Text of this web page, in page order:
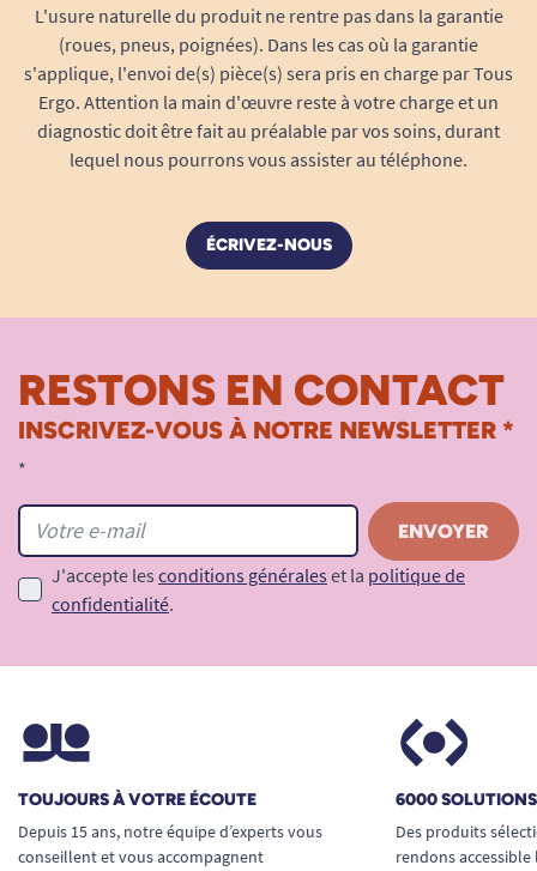
L'usure naturelle du produit ne rentre pas dans la garantie
(roues, pneus, poignées). Dans les cas où la garantie
s'applique, l'envoi de(s) pièce(s) sera pris en charge par Tous
Ergo. Attention la main d'œuvre reste à votre charge et un
diagnostic doit être fait au préalable par vos soins, durant
lequel nous pourrons vous assister au téléphone.
ÉCRIVEZ-NOUS
RESTONS EN CONTACT
INSCRIVEZ-VOUS À NOTRE NEWSLETTER *
*
J'accepte les conditions générales et la politique de
confidentialité.
TOUJOURS À VOTRE ÉCOUTE
Depuis 15 ans, notre équipe d’experts vous
conseillent et vous accompagnent
6000
Des produits
rendons